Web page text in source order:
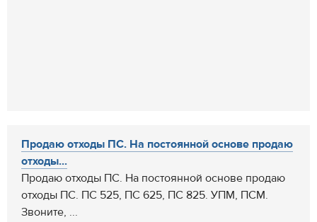
Продаю отходы ПС. На постоянной основе продаю
отходы...
Продаю отходы ПС. На постоянной основе продаю
отходы ПС. ПС 525, ПС 625, ПС 825. УПМ, ПСМ.
Звоните, ...